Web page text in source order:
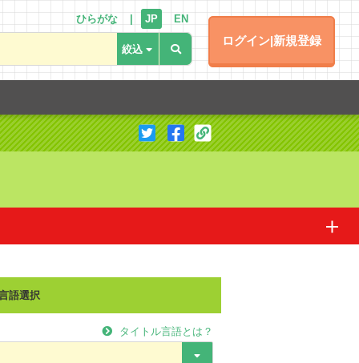
ひらがな JP EN
ログイン|新規登録
語選択
タイトル言語とは？